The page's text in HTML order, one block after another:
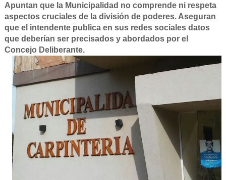
Apuntan que la Municipalidad no comprende ni respeta
aspectos cruciales de la división de poderes. Aseguran
que el intendente publica en sus redes sociales datos
que deberían ser precisados y abordados por el
Concejo Deliberante.